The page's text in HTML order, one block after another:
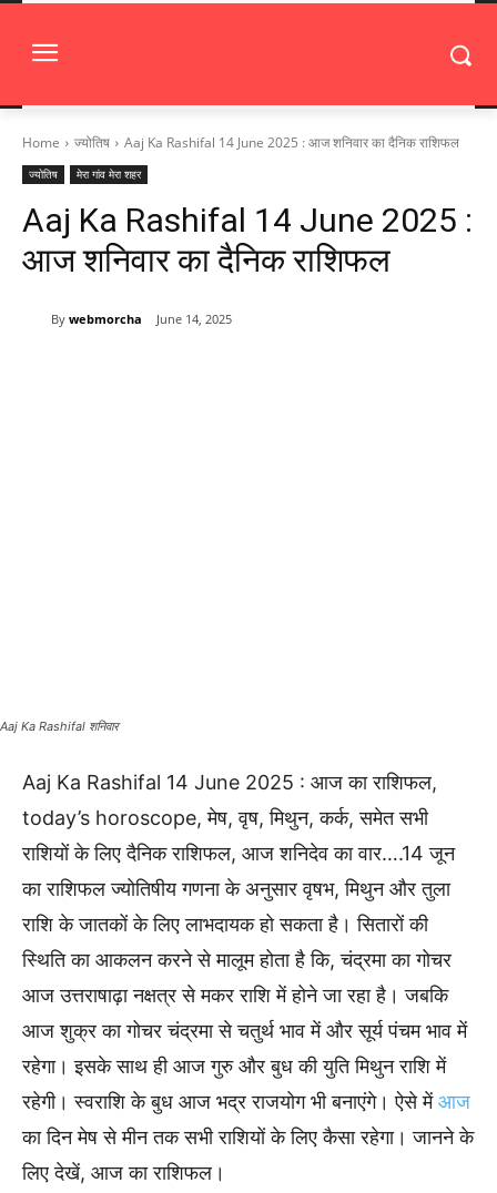
Home ज्योतिष Aaj Ka Rashifal 14 June 2025 : आज शनिवार का दैनिक राशिफल
ज्योतिष मेरा गांव मेरा शहर
Aaj Ka Rashifal 14 June 2025 :
आज शनिवार का दैनिक राशिफल
By webmorcha June 14, 2025
Aaj Ka Rashifal शनिवार
Aaj Ka Rashifal 14 June 2025 : आज का राशिफल,
today’s horoscope, मेष, वृष, मिथुन, कर्क, समेत सभी
राशियों के लिए दैनिक राशिफल, आज शनिदेव का वार….14 जून
का राशिफल ज्योतिषीय गणना के अनुसार वृषभ, मिथुन और तुला
राशि के जातकों के लिए लाभदायक हो सकता है। सितारों की
स्थिति का आकलन करने से मालूम होता है कि, चंद्रमा का गोचर
आज उत्तराषाढ़ा नक्षत्र से मकर राशि में होने जा रहा है। जबकि
आज शुक्र का गोचर चंद्रमा से चतुर्थ भाव में और सूर्य पंचम भाव में
रहेगा। इसके साथ ही आज गुरु और बुध की युति मिथुन राशि में
रहेगी। स्वराशि के बुध आज भद्र राजयोग भी बनाएंगे। ऐसे मेंआज
का दिन मेष से मीन तक सभी राशियों के लिए कैसा रहेगा। जानने के
लिए देखें, आज का राशिफल।